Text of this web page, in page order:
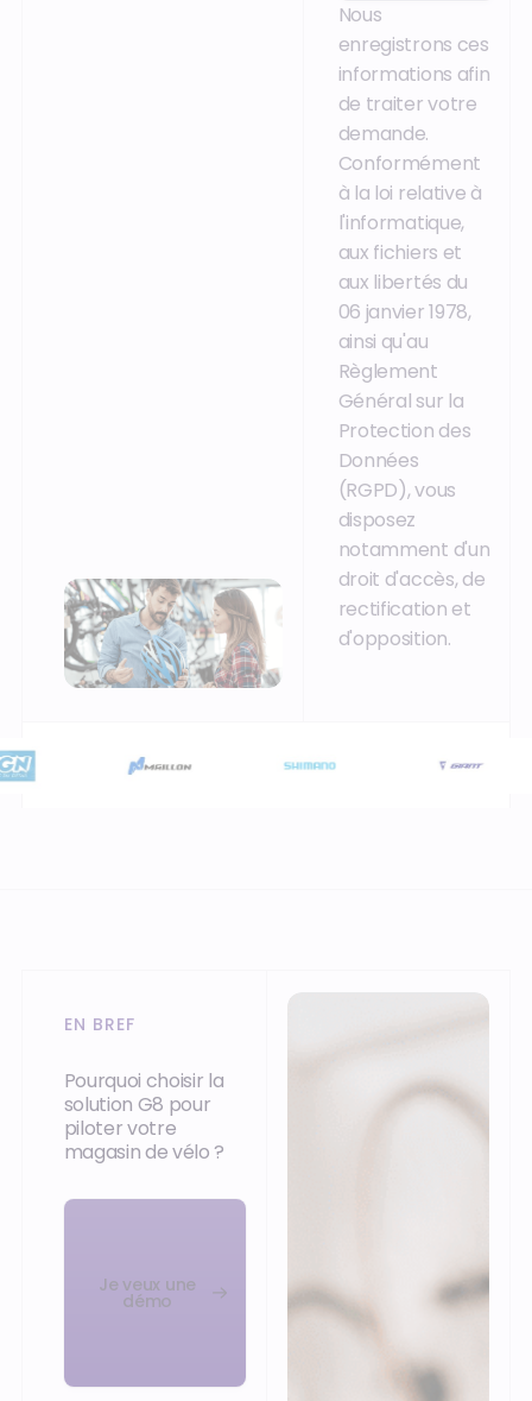
Nous
enregistrons ces
informations afin
de traiter votre
demande.
Conformément
à la loi relative à
l'informatique,
aux fichiers et
aux libertés du
06 janvier 1978,
ainsi qu'au
Règlement
Général sur la
Protection des
Données
(RGPD), vous
disposez
notamment d'un
droit d'accès, de
rectification et
d'opposition.
EN BREF
Pourquoi choisir la
solution G8 pour
piloter votre
magasin de vélo ?
Je veux une
démo